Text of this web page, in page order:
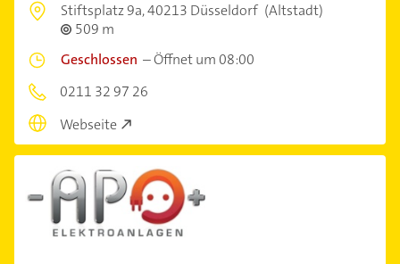
Stiftsplatz 9a,40213 Düsseldorf (Altstadt)
509 m
Geschlossen –Öffnet um 08:00
0211 32 97 26
Webseite